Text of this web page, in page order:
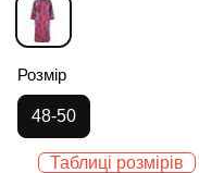
Розмір
48-50
Таблиці розмірів